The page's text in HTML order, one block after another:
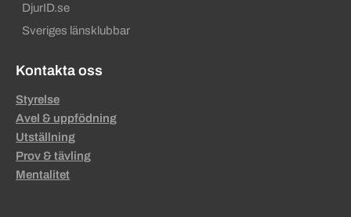
DjurID.se
Sveriges länsklubbar
Kontakta oss
Styrelse
Avel & uppfödning
Utställning
Prov & tävling
Mentalitet